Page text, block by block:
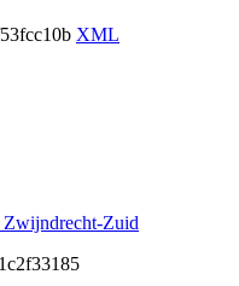
XML
Zwijndrecht-Zuid